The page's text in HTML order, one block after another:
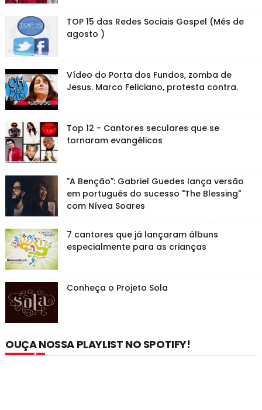
TOP 15 das Redes Sociais Gospel (Mês de
agosto )
Vídeo do Porta dos Fundos, zomba de
Jesus. Marco Feliciano, protesta contra.
Top 12 - Cantores seculares que se
tornaram evangélicos
"A Benção": Gabriel Guedes lança versão
em português do sucesso "The Blessing"
com Nívea Soares
7 cantores que já lançaram álbuns
especialmente para as crianças
Conheça o Projeto Sola
OUÇA NOSSA PLAYLIST NO SPOTIFY!